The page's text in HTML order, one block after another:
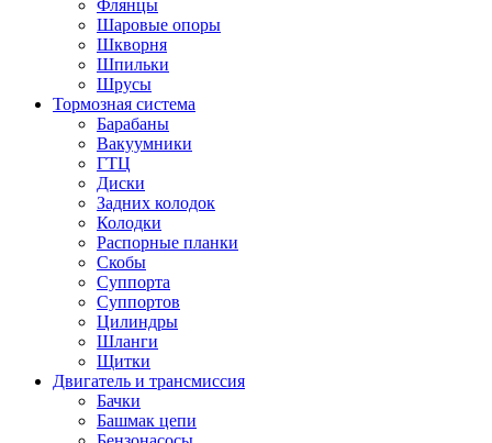
Флянцы
Шаровые опоры
Шкворня
Шпильки
Шрусы
Тормозная система
Барабаны
Вакуумники
ГТЦ
Диски
Задних колодок
Колодки
Распорные планки
Скобы
Суппорта
Суппортов
Цилиндры
Шланги
Щитки
Двигатель и трансмиссия
Бачки
Башмак цепи